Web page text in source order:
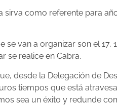
sirva como referente para
se van a organizar son el
se realice en Cabra.
desde la Delegación de
tiempos que está
sea un éxito y redunde